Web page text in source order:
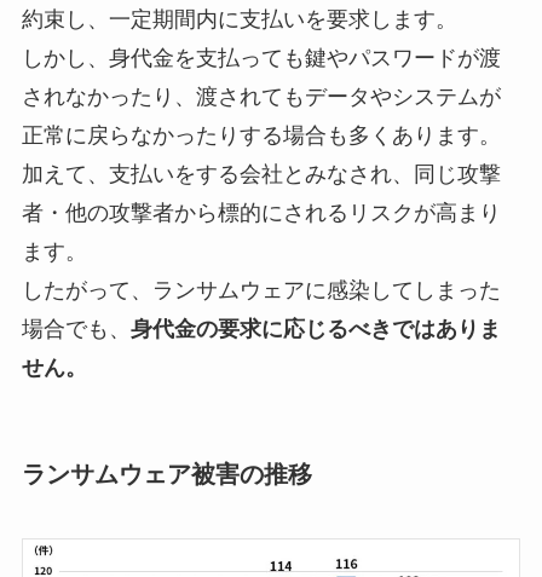
約束し、一定期間内に支払いを要求します。
しかし、身代金を支払っても鍵やパスワードが渡
されなかったり、渡されてもデータやシステムが
正常に戻らなかったりする場合も多くあります。
加えて、支払いをする会社とみなされ、同じ攻撃
者・他の攻撃者から標的にされるリスクが高まり
ます。
したがって、ランサムウェアに感染してしまった
場合でも、 身代金の要求に応じるべきではありま
せん。
ランサムウェア被害の推移